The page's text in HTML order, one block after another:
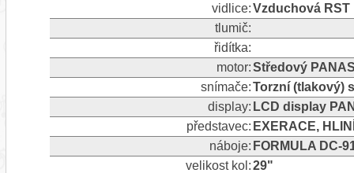
vidlice:Vzduchová RST
tlumič:
řidítka:
motor:Středový
snímače:Torzní (tlakový)
display: LCD display
představec: EXERACE,
náboje: FORMULA DC-
velikost kol:29"